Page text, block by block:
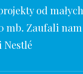
od małych
mb. Zaufali nam
Nestlé